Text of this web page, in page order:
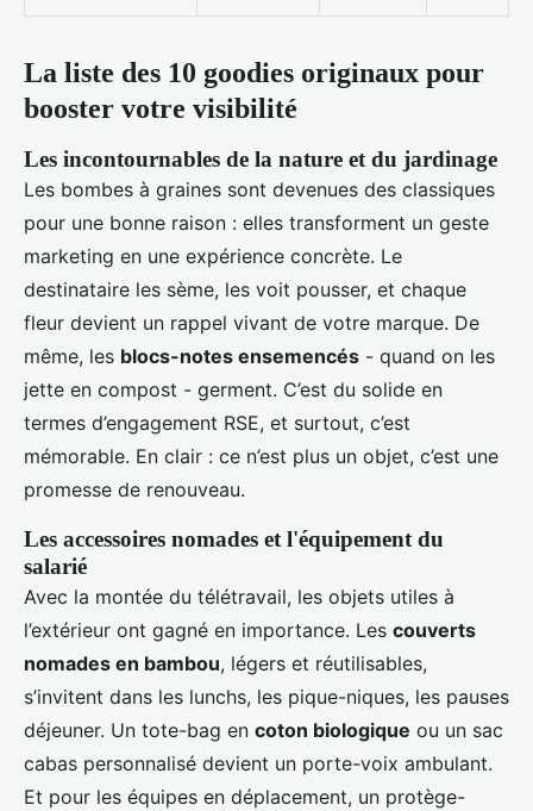
La liste des 10 goodies originaux pour
booster votre visibilité
Les incontournables de la nature et du jardinage
Les bombes à graines sont devenues des classiques
pour une bonne raison : elles transforment un geste
marketing en une expérience concrète. Le
destinataire les sème, les voit pousser, et chaque
fleur devient un rappel vivant de votre marque. De
même, les blocs-notes ensemencés - quand on les
jette en compost - germent. C’est du solide en
termes d’engagement RSE, et surtout, c’est
mémorable. En clair : ce n’est plus un objet, c’est une
promesse de renouveau.
Les accessoires nomades et l'équipement du
salarié
Avec la montée du télétravail, les objets utiles à
l’extérieur ont gagné en importance. Les couverts
nomades en bambou, légers et réutilisables,
s’invitent dans les lunchs, les pique-niques, les pauses
déjeuner. Un tote-bag en coton biologique ou un sac
cabas personnalisé devient un porte-voix ambulant.
Et pour les équipes en déplacement, un protège-